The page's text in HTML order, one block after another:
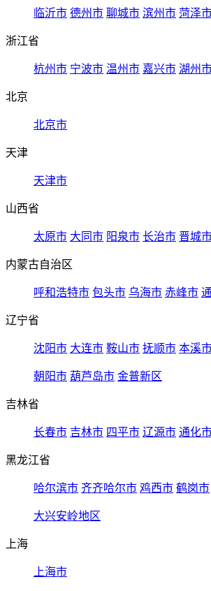
临沂市 德州市 聊城市 滨州市 菏泽
浙江省
杭州市 宁波市 温州市 嘉兴市 湖州
北京
北京市
天津
天津市
山西省
太原市 大同市 阳泉市 长治市 晋城
内蒙古自治区
呼和浩特市 包头市 乌海市 赤峰市
辽宁省
沈阳市 大连市 鞍山市 抚顺市 本溪
朝阳市 葫芦岛市 金普新区
吉林省
长春市 吉林市 四平市 辽源市 通化
黑龙江省
哈尔滨市 齐齐哈尔市 鸡西市 鹤岗市
大兴安岭地区
上海
上海市